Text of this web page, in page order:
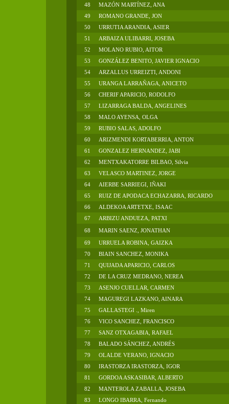
48
MAZÓN MARTÍNEZ, ANA
49
ROMANO GRANDE, JON
50
URRUTIA ARANDIA, ASIER
51
ARBAIZA ULIBARRI, JOSEBA
52
MOLANO RUBIO, AITOR
53
GONZÁLEZ BENITO, JAVIER IGNACIO
54
ARZALLUS URREIZTI, ANDONI
55
URANGA LARRAÑAGA, ANICETO
56
CHERIF APARICIO, RODOLFO
57
LIZARRAGA BALDA, ANGELINES
58
MALO AYENSA, OLGA
59
RUBIO SALAS, ADOLFO
60
ARIZMENDI KORTABERRIA, ANTON
61
GONZALEZ HERNANDEZ, JABI
62
MENTXAKATORRE BILBAO, Silvia
63
VELASCO MARTINEZ, JORGE
64
AIERBE SARRIEGI, IÑAKI
65
RUIZ DE APODACA ECHAZARRA, RICARDO
66
ALDEKOA ARTETXE, ISAAC
67
ARBIZU ANDUEZA, PATXI
68
MARIN SAENZ, JONATHAN
69
URRUELA ROBINA, GAIZKA
70
BIAIN SANCHEZ, MONIKA
71
QUIJADA APARICIO, CARLOS
72
DE LA CRUZ MEDRANO, NEREA
73
ASENJO CUELLAR, CARMEN
74
MAGUREGI LAZKANO, AINARA
75
GALLASTEGI ., Miren
76
VICO SANCHEZ, FRANCISCO
77
SANZ OTXAGABIA, RAFAEL
78
BALADO SÁNCHEZ, ANDRÉS
79
OLALDE VERANO, IGNACIO
80
IRASTORZA IRASTORZA, IGOR
81
GORDOA ASKASIBAR, ALBERTO
82
MANTEROLA ZABALLA, JOSEBA
83
LONGO IBARRA, Fernando